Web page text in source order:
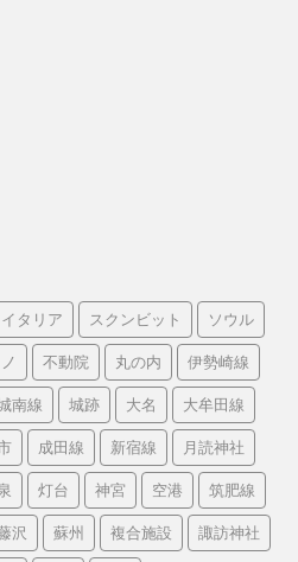
イタリア スクンビット ソウル
不動院 丸の内 伊勢崎線
南線 城跡 大名 大牟田線
成田線 新宿線 月読神社
灯台 神宮 空港 筑肥線
沢 蘇州 複合施設 諏訪神社